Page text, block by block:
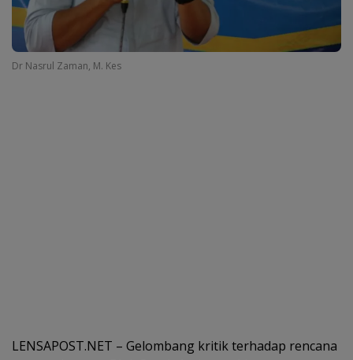
Dr Nasrul Zaman, M. Kes
LENSAPOST.NET – Gelombang kritik terhadap rencana